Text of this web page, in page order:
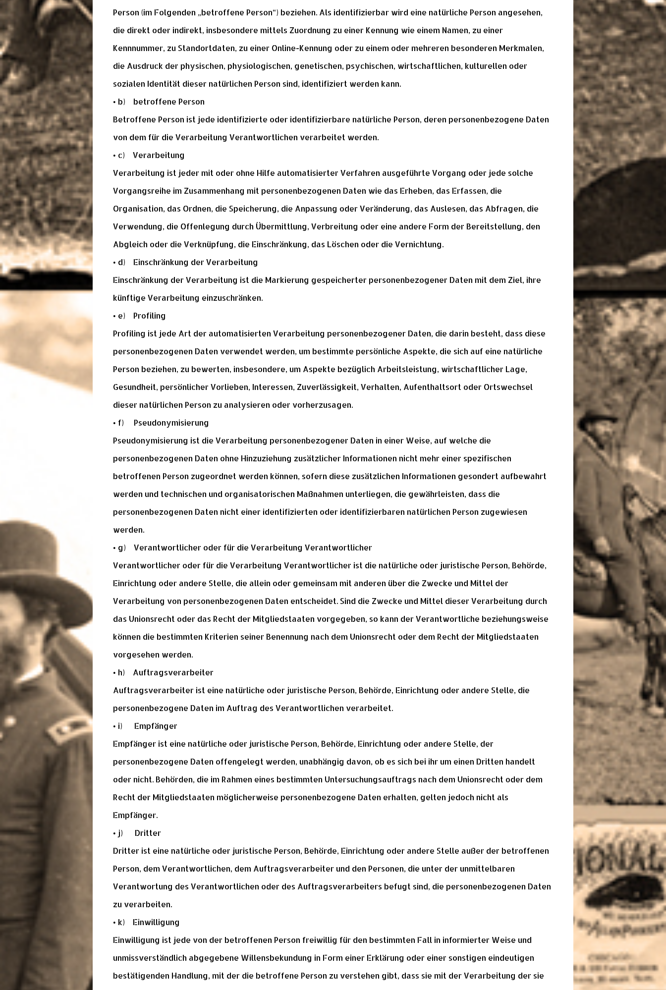
Person (im Folgenden „betroffene Person“) beziehen. Als identifizierbar wird eine natürliche Person angesehen,
die direkt oder indirekt, insbesondere mittels Zuordnung zu einer Kennung wie einem Namen, zu einer
Kennnummer, zu Standortdaten, zu einer Online-Kennung oder zu einem oder mehreren besonderen Merkmalen,
die Ausdruck der physischen, physiologischen, genetischen, psychischen, wirtschaftlichen, kulturellen oder
sozialen Identität dieser natürlichen Person sind, identifiziert werden kann.
• b) betroffene Person
Betroffene Person ist jede identifizierte oder identifizierbare natürliche Person, deren personenbezogene Daten
von dem für die Verarbeitung Verantwortlichen verarbeitet werden.
• c) Verarbeitung
Verarbeitung ist jeder mit oder ohne Hilfe automatisierter Verfahren ausgeführte Vorgang oder jede solche
Vorgangsreihe im Zusammenhang mit personenbezogenen Daten wie das Erheben, das Erfassen, die
Organisation, das Ordnen, die Speicherung, die Anpassung oder Veränderung, das Auslesen, das Abfragen, die
Verwendung, die Offenlegung durch Übermittlung, Verbreitung oder eine andere Form der Bereitstellung, den
Abgleich oder die Verknüpfung, die Einschränkung, das Löschen oder die Vernichtung.
• d) Einschränkung der Verarbeitung
Einschränkung der Verarbeitung ist die Markierung gespeicherter personenbezogener Daten mit dem Ziel, ihre
künftige Verarbeitung einzuschränken.
• e) Profiling
Profiling ist jede Art der automatisierten Verarbeitung personenbezogener Daten, die darin besteht, dass diese
personenbezogenen Daten verwendet werden, um bestimmte persönliche Aspekte, die sich auf eine natürliche
Person beziehen, zu bewerten, insbesondere, um Aspekte bezüglich Arbeitsleistung, wirtschaftlicher Lage,
Gesundheit, persönlicher Vorlieben, Interessen, Zuverlässigkeit, Verhalten, Aufenthaltsort oder Ortswechsel
dieser natürlichen Person zu analysieren oder vorherzusagen.
• f) Pseudonymisierung
Pseudonymisierung ist die Verarbeitung personenbezogener Daten in einer Weise, auf welche die
personenbezogenen Daten ohne Hinzuziehung zusätzlicher Informationen nicht mehr einer spezifischen
betroffenen Person zugeordnet werden können, sofern diese zusätzlichen Informationen gesondert aufbewahrt
werden und technischen und organisatorischen Maßnahmen unterliegen, die gewährleisten, dass die
personenbezogenen Daten nicht einer identifizierten oder identifizierbaren natürlichen Person zugewiesen
werden.
• g) Verantwortlicher oder für die Verarbeitung Verantwortlicher
Verantwortlicher oder für die Verarbeitung Verantwortlicher ist die natürliche oder juristische Person, Behörde,
Einrichtung oder andere Stelle, die allein oder gemeinsam mit anderen über die Zwecke und Mittel der
Verarbeitung von personenbezogenen Daten entscheidet. Sind die Zwecke und Mittel dieser Verarbeitung durch
das Unionsrecht oder das Recht der Mitgliedstaaten vorgegeben, so kann der Verantwortliche beziehungsweise
können die bestimmten Kriterien seiner Benennung nach dem Unionsrecht oder dem Recht der Mitgliedstaaten
vorgesehen werden.
• h) Auftragsverarbeiter
Auftragsverarbeiter ist eine natürliche oder juristische Person, Behörde, Einrichtung oder andere Stelle, die
personenbezogene Daten im Auftrag des Verantwortlichen verarbeitet.
• i) Empfänger
Empfänger ist eine natürliche oder juristische Person, Behörde, Einrichtung oder andere Stelle, der
personenbezogene Daten offengelegt werden, unabhängig davon, ob es sich bei ihr um einen Dritten handelt
oder nicht. Behörden, die im Rahmen eines bestimmten Untersuchungsauftrags nach dem Unionsrecht oder dem
Recht der Mitgliedstaaten möglicherweise personenbezogene Daten erhalten, gelten jedoch nicht als
Empfänger.
• j) Dritter
Dritter ist eine natürliche oder juristische Person, Behörde, Einrichtung oder andere Stelle außer der betroffenen
Person, dem Verantwortlichen, dem Auftragsverarbeiter und den Personen, die unter der unmittelbaren
Verantwortung des Verantwortlichen oder des Auftragsverarbeiters befugt sind, die personenbezogenen Daten
zu verarbeiten.
• k) Einwilligung
Einwilligung ist jede von der betroffenen Person freiwillig für den bestimmten Fall in informierter Weise und
unmissverständlich abgegebene Willensbekundung in Form einer Erklärung oder einer sonstigen eindeutigen
bestätigenden Handlung, mit der die betroffene Person zu verstehen gibt, dass sie mit der Verarbeitung der sie